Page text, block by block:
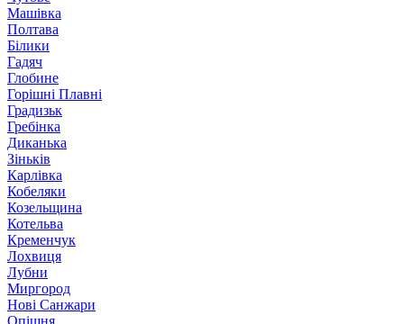
Машівка
Полтава
Білики
Гадяч
Глобине
Горішні Плавні
Градизьк
Гребінка
Диканька
Зіньків
Карлівка
Кобеляки
Козельщина
Котельва
Кременчук
Лохвиця
Лубни
Миргород
Нові Санжари
Опішня